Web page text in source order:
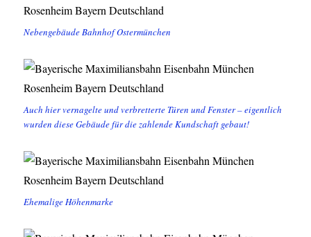
Nebengebäude Bahnhof Ostermünchen
Auch hier vernagelte und verbretterte Türen und Fenster – eigentlich
wurden diese Gebäude für die zahlende Kundschaft gebaut!
Ehemalige Höhenmarke